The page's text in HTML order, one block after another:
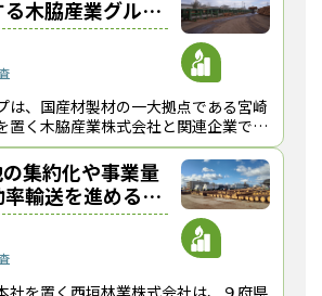
木脇産業グルー
可能な原木・製
向けて】
は、国産材製材の一大拠点である宮崎
置く木脇産業株式会社と関連企業で構
、素材生産から製材、プレカット事業
事業を展開している 。年間の原木取
集約化や事業量
輸送を進める西
持続可能な原
発展に向けて】
社を置く西垣林業株式会社は、９府県